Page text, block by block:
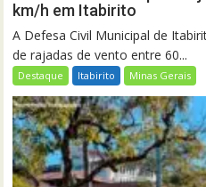
km/h em Itabirito
A Defesa Civil Municipal de
de rajadas de vento entre 60...
Destaque Itabirito Minas Gerais